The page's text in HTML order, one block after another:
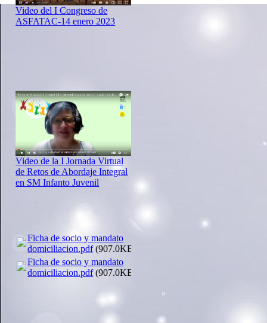
Video del I Congreso de
ASFATAC-14 enero 2023
Video de la I Jornada Virtual
de Retos de Abordaje Integral
en SM Infanto Juvenil
Ficha de socio y mandato
domiciliacion.pdf(907.0KB)
Ficha de socio y mandato
domiciliacion.pdf(907.0KB)